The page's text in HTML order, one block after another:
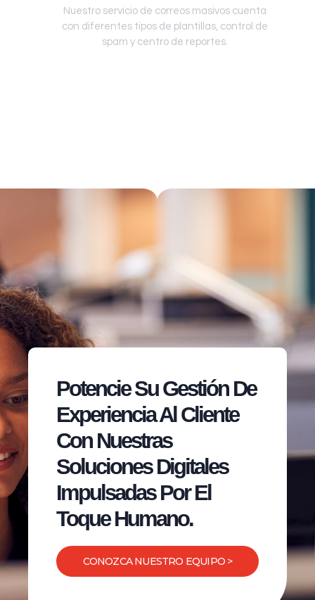
Nuestro servicio de correos masivos cuenta
con diferentes tipos de plantillas, control de
spam y centro de reportes.
Potencie Su Gestión De
Experiencia Al Cliente
Con Nuestras
Soluciones Digitales
Impulsadas Por El
Toque Humano.
CONOZCA NUESTRO EQUIPO >